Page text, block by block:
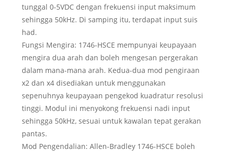
tunggal 0-5VDC dengan frekuensi input maksimum
sehingga 50kHz. Di samping itu, terdapat input suis
had.
Fungsi Mengira: 1746-HSCE mempunyai keupayaan
mengira dua arah dan boleh mengesan pergerakan
dalam mana-mana arah. Kedua-dua mod pengiraan
x2 dan x4 disediakan untuk menggunakan
sepenuhnya keupayaan pengekod kuadratur resolusi
tinggi. Modul ini menyokong frekuensi nadi input
sehingga 50kHz, sesuai untuk kawalan tepat gerakan
pantas.
Mod Pengendalian: Allen-Bradley 1746-HSCE boleh